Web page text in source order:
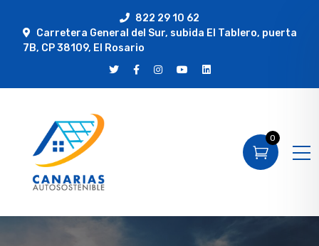
822 29 10 62
Carretera General del Sur, subida El Tablero, puerta
7B, CP 38109, El Rosario
0